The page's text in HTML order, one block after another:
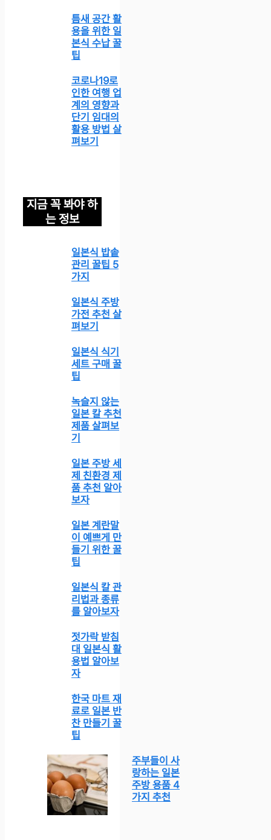
틈새 공간 활
용을 위한 일
본식 수납 꿀
팁
코로나19로
인한 여행 업
계의 영향과
단기 임대의
활용 방법 살
펴보기
지금 꼭 봐야 하
는 정보
일본식 밥솥
관리 꿀팁 5
가지
일본식 주방
가전 추천 살
펴보기
일본식 식기
세트 구매 꿀
팁
녹슬지 않는
일본 칼 추천
제품 살펴보
기
일본 주방 세
제 친환경 제
품 추천 알아
보자
일본 계란말
이 예쁘게 만
들기 위한 꿀
팁
일본식 칼 관
리법과 종류
를 알아보자
젓가락 받침
대 일본식 활
용법 알아보
자
한국 마트 재
료로 일본 반
찬 만들기 꿀
팁
주부들이 사
랑하는 일본
주방 용품 4
가지 추천